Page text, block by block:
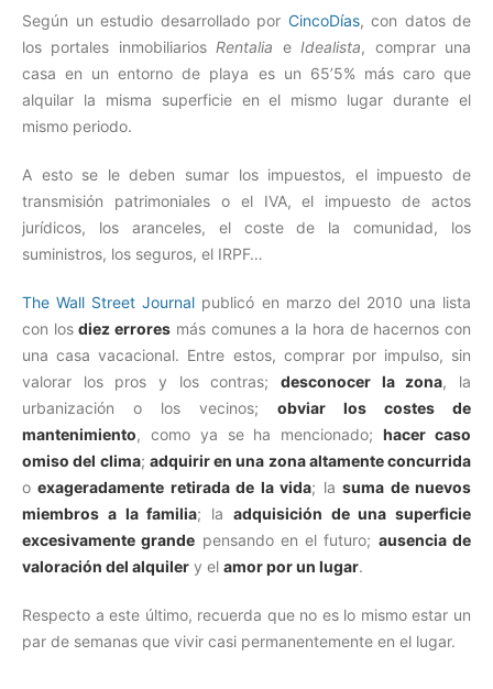
Según un estudio desarrollado por CincoDías, con datos de
los portales inmobiliarios Rentalia e Idealista, comprar una
casa en un entorno de playa es un 65’5% más caro que
alquilar la misma superficie en el mismo lugar durante el
mismo periodo.
A esto se le deben sumar los impuestos, el impuesto de
transmisión patrimoniales o el IVA, el impuesto de actos
jurídicos, los aranceles, el coste de la comunidad, los
suministros, los seguros, el IRPF…
The Wall Street Journal publicó en marzo del 2010 una lista
con losdiez errores más comunes a la hora de hacernos con
una casa vacacional. Entre estos, comprar por impulso, sin
valorar los pros y los contras; desconocer la zona, la
urbanización o los vecinos; obviar los costes de
mantenimiento, como ya se ha mencionado;hacer caso
omiso del clima; adquirir en una zona altamente concurrida
oexageradamente retirada de la vida; lasuma de nuevos
miembros a la familia; la adquisición de una superficie
excesivamente grande pensando en el futuro; ausencia de
valoración del alquiler y el amor por un lugar.
Respecto a este último, recuerda que no es lo mismo estar un
par de semanas que vivir casi permanentemente en el lugar.